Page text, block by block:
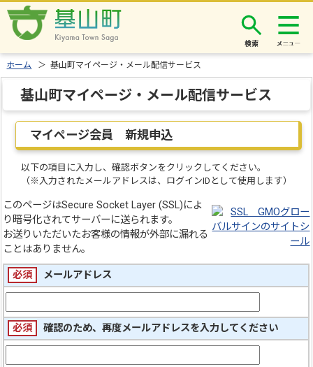
検索
ホーム ＞ 基山町マイページ・メール配信サービス
基山町マイページ・メール配信サービス
マイページ会員 新規申込
以下の項目に入力し、確認ボタンをクリックしてください。
（※入力されたメールアドレスは、ログインIDとして使用します）
このページはSecure Socket Layer (SSL)によ
り暗号化されてサーバーに送られます。
お送りいただいたお客様の情報が外部に漏れる
ことはありません。
必須 メールアドレス
必須 確認のため、再度メールアドレスを入力してください